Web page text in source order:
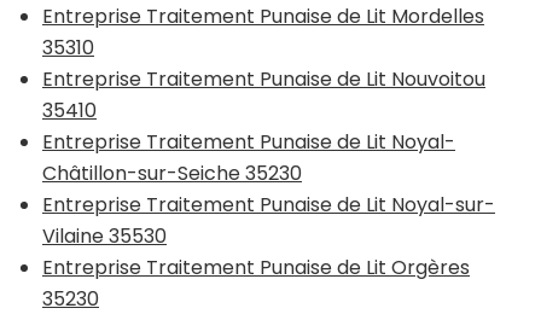
Entreprise Traitement Punaise de Lit Mordelles
35310
Entreprise Traitement Punaise de Lit Nouvoitou
35410
Entreprise Traitement Punaise de Lit Noyal-
Châtillon-sur-Seiche 35230
Entreprise Traitement Punaise de Lit Noyal-sur-
Vilaine 35530
Entreprise Traitement Punaise de Lit Orgères
35230